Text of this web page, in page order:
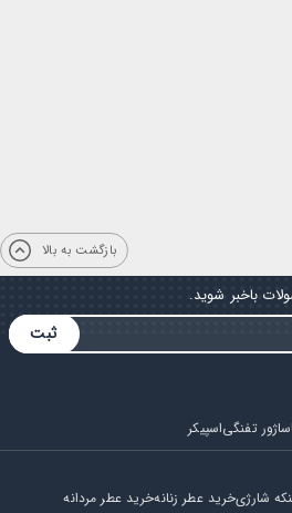
بازگشت به بالا
باخبر شوید.
ثبت
تفنگیاسپیکر
شارژیخرید عطر زنانهخرید عطر مردانه